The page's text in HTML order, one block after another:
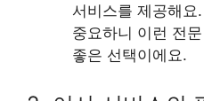
서비스를 제공해요
중요하니 이런 전
좋은 선택이에요.